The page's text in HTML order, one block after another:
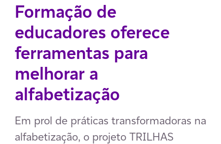
Formação de
educadores oferece
ferramentas para
melhorar a
alfabetização
Em prol de práticas transformadoras na
alfabetização, o projeto TRILHAS